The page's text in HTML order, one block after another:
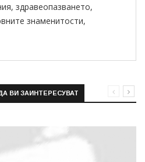
здравеопазването,
знаменитости,
ВИ ЗАИНТЕРЕСУВАТ